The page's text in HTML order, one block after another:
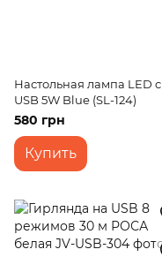
Настольная лампа LED c
USB 5W Blue (SL-124)
580 грн
Купить